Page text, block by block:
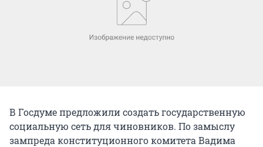
В Госдуме предложили создать государственную
социальную сеть для чиновников. По замыслу
зампреда конституционного комитета Вадима